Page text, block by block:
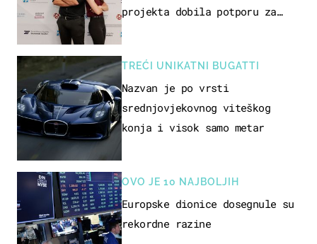
projekta dobila potporu za
TREĆI UNIKATNI BUGATTI
Nazvan je po vrsti
srednjovjekovnog viteškog
konja i visok samo metar
OVO JE 10 NAJBOLJIH
Europske dionice dosegnule su
rekordne razine